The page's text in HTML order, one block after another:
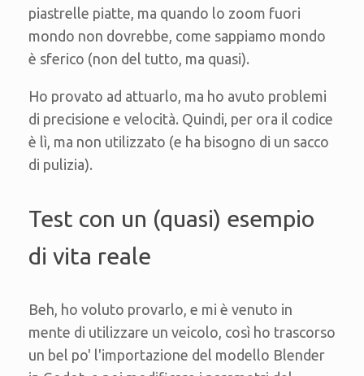
piastrelle piatte, ma quando lo zoom fuori
mondo non dovrebbe, come sappiamo mondo
è sferico (non del tutto, ma quasi).
Ho provato ad attuarlo, ma ho avuto problemi
di precisione e velocità. Quindi, per ora il codice
è lì, ma non utilizzato (e ha bisogno di un sacco
di pulizia).
Test con un (quasi) esempio
di vita reale
Beh, ho voluto provarlo, e mi è venuto in
mente di utilizzare un veicolo, così ho trascorso
un bel po' l'importazione del modello Blender